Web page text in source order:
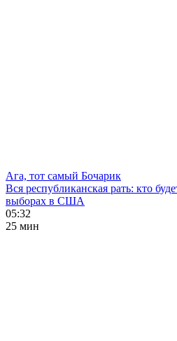
Ага, тот самый Бочарик
Вся республиканская рать: кто
выборах в США
05:32
25 мин